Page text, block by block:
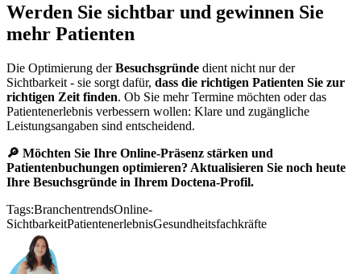
Werden Sie sichtbar und gewinnen Sie
mehr Patienten
Die Optimierung derBesuchsgründe dient nicht nur der
Sichtbarkeit - sie sorgt dafür, dass die richtigen Patienten Sie zur
richtigen Zeit finden. Ob Sie mehr Termine möchten oder das
Patientenerlebnis verbessern wollen: Klare und zugängliche
Leistungsangaben sind entscheidend.
🔎 Möchten Sie Ihre Online-Präsenz stärken und
Patientenbuchungen optimieren? Aktualisieren Sie noch heute
Ihre Besuchsgründe in Ihrem Doctena-Profil.
Tags:BranchentrendsOnline-
SichtbarkeitPatientenerlebnisGesundheitsfachkräfte